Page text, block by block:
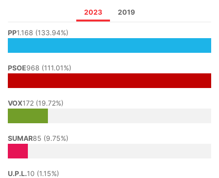
2023 2019
PP1.168 (133.94%)
PSOE968 (111.01%)
VOX172 (19.72%)
SUMAR85 (9.75%)
U.P.L.10 (1.15%)